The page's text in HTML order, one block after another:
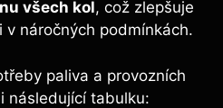
všech kol, což zlepšuje
v náročných podmínkách.
paliva a provozních
následující tabulku: